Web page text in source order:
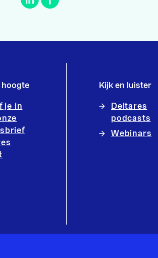
hoogte
je in
Kijk en luister
Deltares
podcasts
Webinars